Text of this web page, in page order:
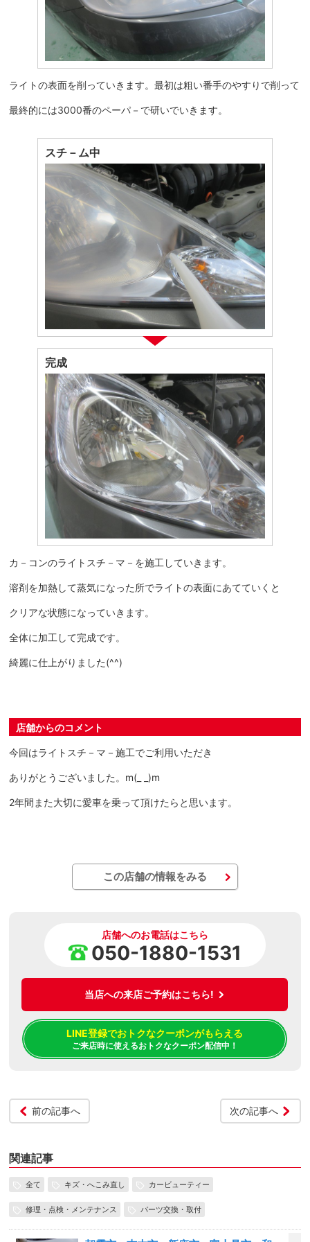
ライトの表面を削っていきます。最初は粗い番手のやすりで削って
最終的には3000番のペーパ－で研いでいきます。
スチ－ム中
完成
カ－コンのライトスチ－マ－を施工していきます。
溶剤を加熱して蒸気になった所でライトの表面にあてていくと
クリアな状態になっていきます。
全体に加工して完成です。
綺麗に仕上がりました(^^)
店舗からのコメント
今回はライトスチ－マ－施工でご利用いただき
ありがとうございました。m(_ _)m
2年間また大切に愛車を乗って頂けたらと思います。
この店舗の情報をみる
店舗へのお電話はこちら
050-1880-1531
当店への来店ご予約はこちら!
LINE登録でおトクなクーポンがもらえる
ご来店時に使えるおトクなクーポン配信中！
前の記事へ 次の記事へ
関連記事
全て キズ・へこみ直し カービューティー
修理・点検・メンテナンス パーツ交換・取付